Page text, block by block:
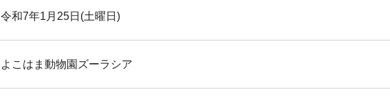
令和7年1月25日(土曜日)
よこはま動物園ズーラシア